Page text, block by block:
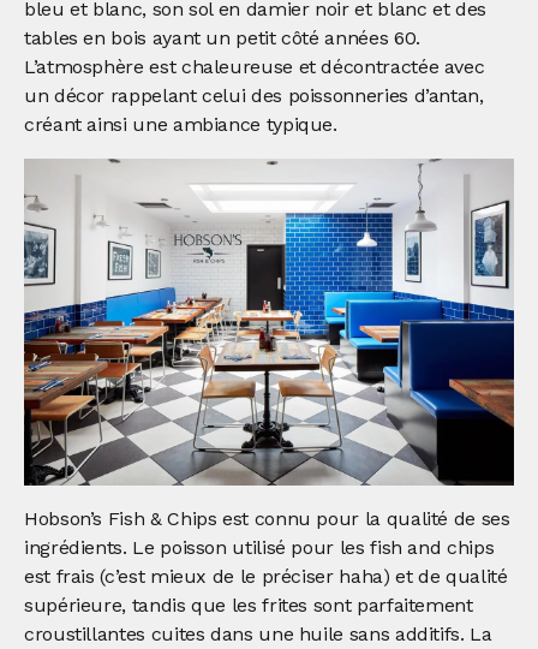
bleu et blanc, son sol en damier noir et blanc et des
tables en bois ayant un petit côté années 60.
L’atmosphère est chaleureuse et décontractée avec
un décor rappelant celui des poissonneries d’antan,
créant ainsi une ambiance typique.
Hobson’s Fish & Chips est connu pour la qualité de ses
ingrédients. Le poisson utilisé pour les fish and chips
est frais (c’est mieux de le préciser haha) et de qualité
supérieure, tandis que les frites sont parfaitement
croustillantes cuites dans une huile sans additifs. La